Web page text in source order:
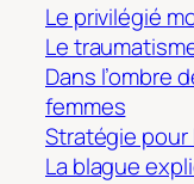
Le privilégié
Le
Dans l’ombre
femmes
Stratégie pour
La blague